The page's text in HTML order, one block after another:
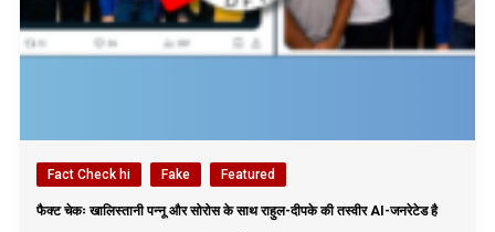
Fact Check hi Fake Featured
फैक्ट चेकः खालिस्तानी पन्नू और सोरोस के साथ राहुल-दीपके की तस्वीर AI-जनरेटेड है